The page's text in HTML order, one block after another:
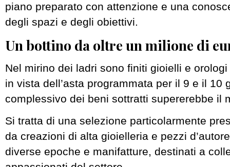
piano preparato con attenzione e una
degli spazi e degli obiettivi.
Un bottino da oltre un milione di
Nel mirino dei ladri sono finiti gioielli e
in vista dell’asta programmata per il 9 e il 10
complessivo dei beni sottratti supererebbe il
Si tratta di una selezione particolarmente
da creazioni di alta gioielleria e pezzi
diverse epoche e manifatture, destinati a